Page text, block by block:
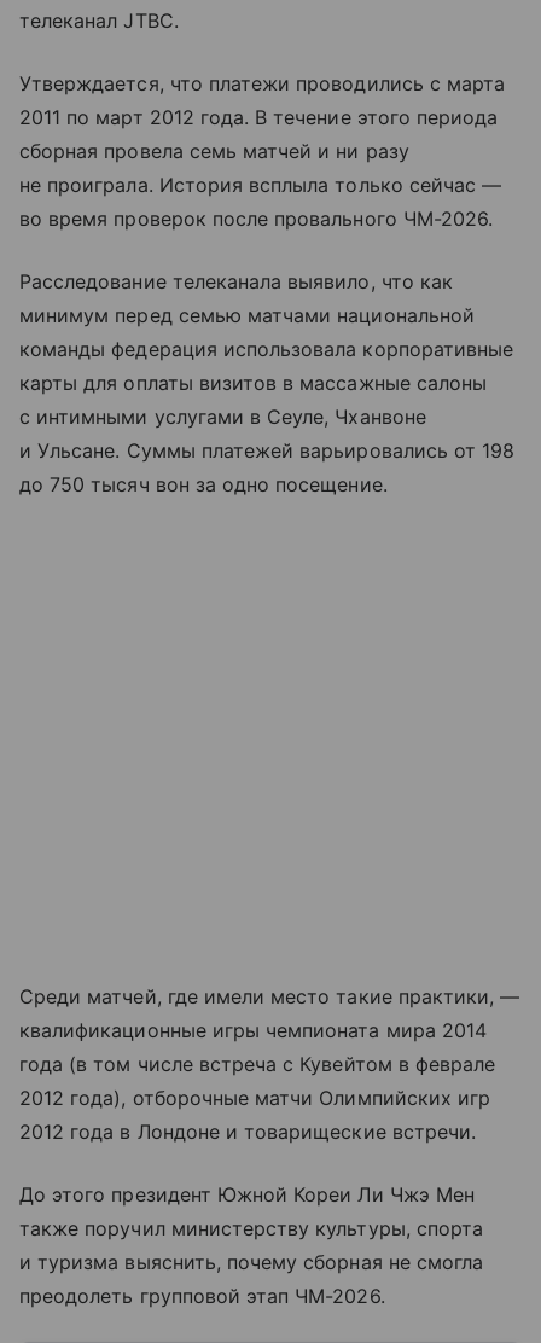
телеканал JTBC.
Утверждается, что платежи проводились с марта
2011 по март 2012 года. В течение этого периода
сборная провела семь матчей и ни разу
не проиграла. История всплыла только сейчас —
во время проверок после провального ЧМ-2026.
Расследование телеканала выявило, что как
минимум перед семью матчами национальной
команды федерация использовала корпоративные
карты для оплаты визитов в массажные салоны
с интимными услугами в Сеуле, Чханвоне
и Ульсане. Суммы платежей варьировались от 198
до 750 тысяч вон за одно посещение.
Среди матчей, где имели место такие практики, —
квалификационные игры чемпионата мира 2014
года (в том числе встреча с Кувейтом в феврале
2012 года), отборочные матчи Олимпийских игр
2012 года в Лондоне и товарищеские встречи.
До этого президент Южной Кореи Ли Чжэ Мен
также поручил министерству культуры, спорта
и туризма выяснить, почему сборная не смогла
преодолеть групповой этап ЧМ-2026.